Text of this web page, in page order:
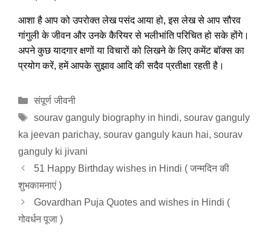
आशा है आप को उपरोक्त लेख पसंद आया हो, इस लेख से आप सौरव
गांगुली के जीवन और उनके कैरियर से भलीभांति परिचित हो सके होंगे।
अपने कुछ यादगार क्षणों या विचारों को लिखने के लिए कमेंट बॉक्स का
प्रयोग करें, हमें आपके सुझाव आदि की सदैव प्रतीक्षा रहती है।
Categories
संपूर्ण जीवनी
Tags
sourav ganguly biography in hindi, sourav ganguly
ka jeevan parichay, sourav ganguly kaun hai, sourav
ganguly ki jivani
51 Happy Birthday wishes in Hindi ( जन्मदिन की
शुभकामनाएं )
Govardhan Puja Quotes and wishes in Hindi (
गोवर्धन पूजा )